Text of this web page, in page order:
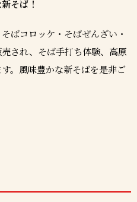
そば！
ばコロッケ・そばぜんざい・
され、そば手打ち体験、高原
。風味豊かな新そばを是非ご